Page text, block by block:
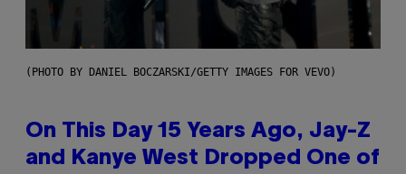
(PHOTO BY DANIEL BOCZARSKI/GETTY IMAGES FOR VEVO)
On This Day 15 Years Ago, Jay-Z
and Kanye West Dropped One of